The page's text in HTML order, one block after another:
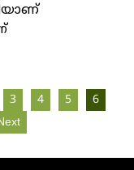
3 4 5
6